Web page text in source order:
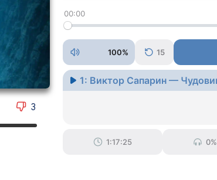
3
00:00
100% 15
1: Виктор Сапарин —
1:17:25 0%